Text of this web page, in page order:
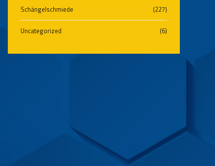
Schängelschmiede (227)
Uncategorized (6)